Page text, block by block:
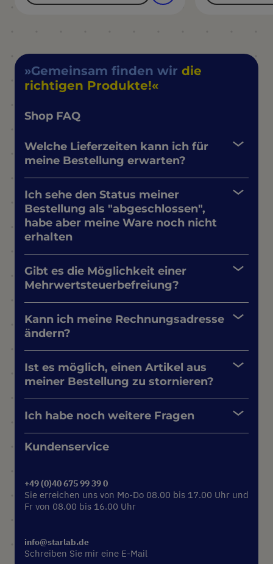
Gemeinsam finden wir die
richtigen Produkte!
Shop FAQ
Welche Lieferzeiten kann ich für
meine Bestellung erwarten?
Ich sehe den Status meiner
Bestellung als "abgeschlossen",
habe aber meine Ware noch nicht
erhalten
Gibt es die Möglichkeit einer
Mehrwertsteuerbefreiung?
Kann ich meine Rechnungsadresse
ändern?
Ist es möglich, einen Artikel aus
meiner Bestellung zu stornieren?
Ich habe noch weitere Fragen
Kundenservice
+49 (0)40 675 99 39 0
Sie erreichen uns von Mo-Do 08.00 bis 17.00 Uhr und
Fr von 08.00 bis 16.00 Uhr
info@starlab.de
Schreiben Sie mir eine E-Mail